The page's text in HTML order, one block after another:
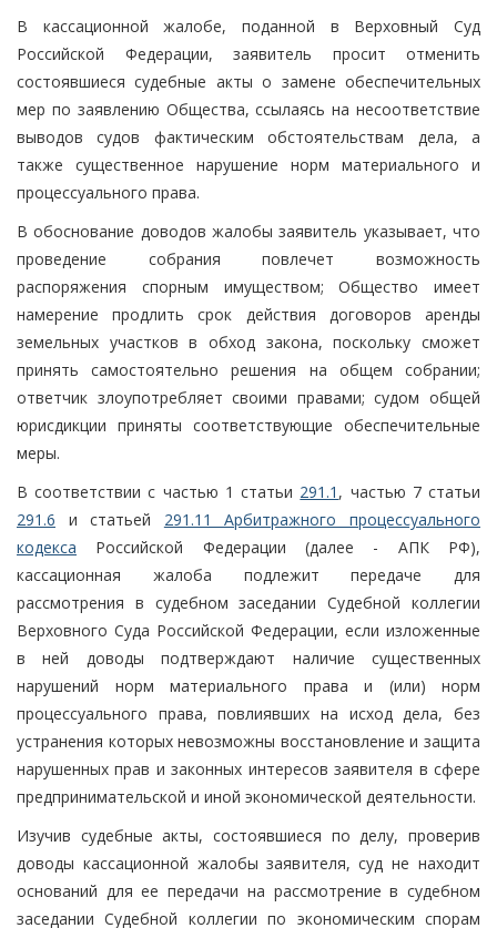
В кассационной жалобе, поданной в Верховный Суд
Российской Федерации, заявитель просит отменить
состоявшиеся судебные акты о замене обеспечительных
мер по заявлению Общества, ссылаясь на несоответствие
выводов судов фактическим обстоятельствам дела, а
также существенное нарушение норм материального и
процессуального права.
В обоснование доводов жалобы заявитель указывает, что
проведение собрания повлечет возможность
распоряжения спорным имуществом; Общество имеет
намерение продлить срок действия договоров аренды
земельных участков в обход закона, поскольку сможет
принять самостоятельно решения на общем собрании;
ответчик злоупотребляет своими правами; судом общей
юрисдикции приняты соответствующие обеспечительные
меры.
В соответствии с частью 1 статьи 291.1 , частью 7 статьи
291.6 и статьей 291.11 Арбитражного процессуального
кодекса Российской Федерации (далее - АПК РФ),
кассационная жалоба подлежит передаче для
рассмотрения в судебном заседании Судебной коллегии
Верховного Суда Российской Федерации, если изложенные
в ней доводы подтверждают наличие существенных
нарушений норм материального права и (или) норм
процессуального права, повлиявших на исход дела, без
устранения которых невозможны восстановление и защита
нарушенных прав и законных интересов заявителя в сфере
предпринимательской и иной экономической деятельности.
Изучив судебные акты, состоявшиеся по делу, проверив
доводы кассационной жалобы заявителя, суд не находит
оснований для ее передачи на рассмотрение в судебном
заседании Судебной коллегии по экономическим спорам